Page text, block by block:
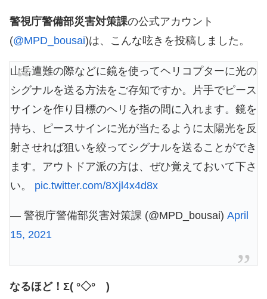
警視庁警備部災害対策課の公式アカウント
(@MPD_bousai)は、こんな呟きを投稿しました。
山岳遭難の際などに鏡を使ってヘリコプターに光の
シグナルを送る方法をご存知ですか。片手でピース
サインを作り目標のヘリを指の間に入れます。鏡を
持ち、ピースサインに光が当たるように太陽光を反
射させれば狙いを絞ってシグナルを送ることができ
ます。アウトドア派の方は、ぜひ覚えておいて下さ
い。 pic.twitter.com/8Xjl4x4d8x
— 警視庁警備部災害対策課 (@MPD_bousai) April
15, 2021
なるほど！Σ( °◇° )